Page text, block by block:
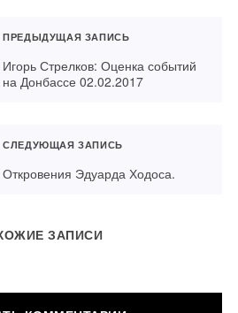
ПРЕДЫДУЩАЯ ЗАПИСЬ
Игорь Стрелков: Оценка событий
на Донбассе 02.02.2017
СЛЕДУЮЩАЯ ЗАПИСЬ
Откровения Эдуарда Ходоса.
ЗАПИСИ